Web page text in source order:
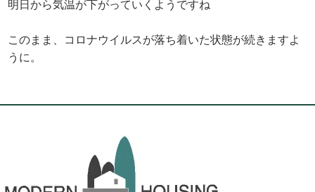
明日から気温が下がっていくようですね
このまま、コロナウイルスが落ち着いた状態が続きますよ
うに。